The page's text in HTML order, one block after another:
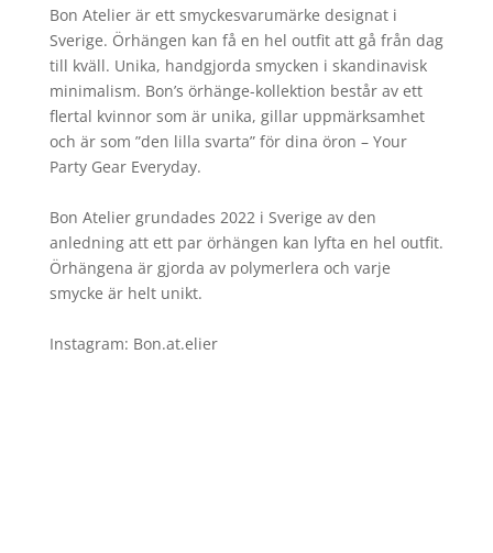
Bon Atelier är ett smyckesvarumärke designat i
Sverige. Örhängen kan få en hel outfit att gå från dag
till kväll. Unika, handgjorda smycken i skandinavisk
minimalism. Bon’s örhänge-kollektion består av ett
flertal kvinnor som är unika, gillar uppmärksamhet
och är som ”den lilla svarta” för dina öron – Your
Party Gear Everyday.
Bon Atelier grundades 2022 i Sverige av den
anledning att ett par örhängen kan lyfta en hel outfit.
Örhängena är gjorda av polymerlera och varje
smycke är helt unikt.
Instagram: Bon.at.elier